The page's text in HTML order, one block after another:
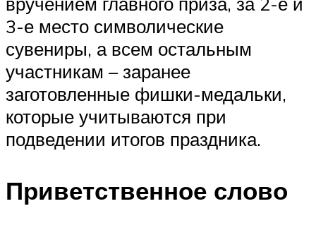
3-е место символические
сувениры, а всем остальным
участникам – заранее
заготовленные фишки-медальки,
которые учитываются при
подведении итогов праздника.
Приветственное слово